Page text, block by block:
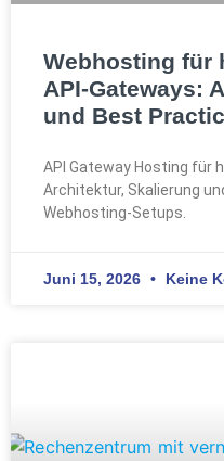
Webhosting für
API-Gateways:
und Best
API Gateway Hosting für
Architektur, Skalierung
Webhosting-Setups.
Juni 15, 2026 Keine